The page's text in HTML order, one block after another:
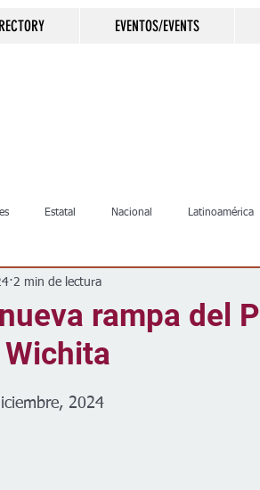
EVENTOS/EVENTS
Estatal Nacional Latinoamérica
Salud Arte & Cultura
Escuelas Calles
rampa del
2 min de lectura
2024